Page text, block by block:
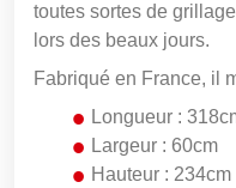
toutes sortes de
lors des beaux jours.
Fabriqué en France, il
Longueur :
Largeur : 60cm
Hauteur : 234cm